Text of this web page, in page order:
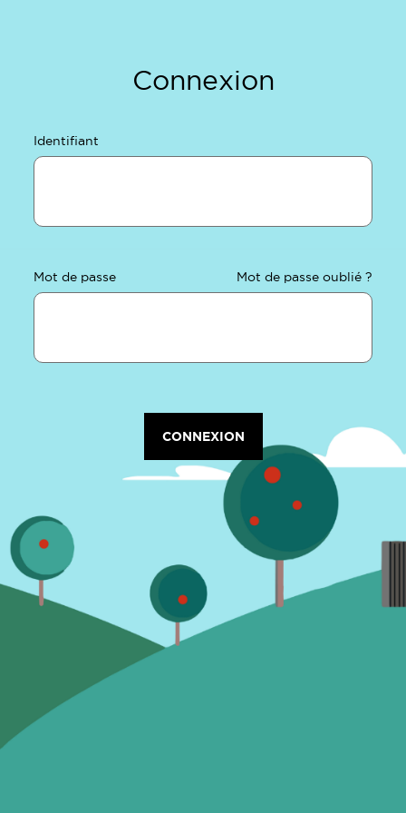
Connexion
Identifiant
Mot de passe Mot de passe oublié ?
CONNEXION